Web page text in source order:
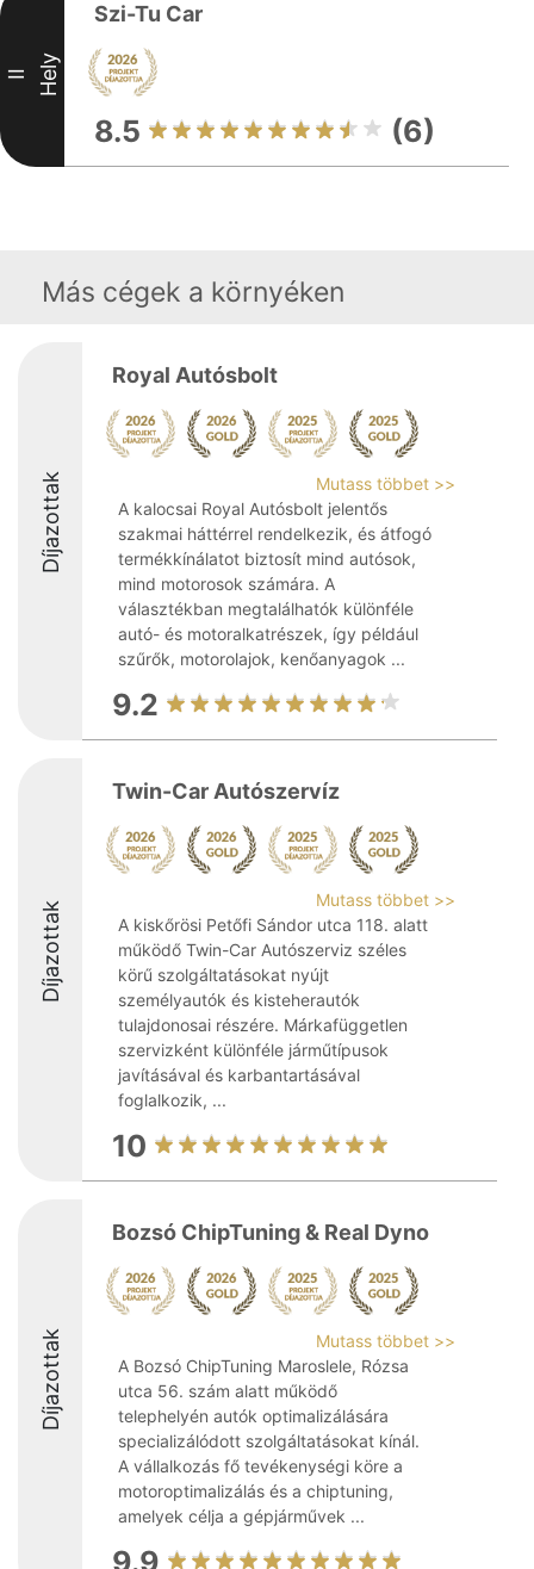
II Hely
Szi-Tu Car
8.5 (6)
Más cégek a környéken
Díjazottak
Royal Autósbolt
Mutass többet >>
A kalocsai Royal Autósbolt jelentős
szakmai háttérrel rendelkezik, és átfogó
termékkínálatot biztosít mind autósok,
mind motorosok számára. A
választékban megtalálhatók különféle
autó- és motoralkatrészek, így például
szűrők, motorolajok, kenőanyagok ...
9.2
Díjazottak
Twin-Car Autószervíz
Mutass többet >>
A kiskőrösi Petőfi Sándor utca 118. alatt
működő Twin-Car Autószerviz széles
körű szolgáltatásokat nyújt
személyautók és kisteherautók
tulajdonosai részére. Márkafüggetlen
szervizként különféle járműtípusok
javításával és karbantartásával
foglalkozik, ...
10
Díjazottak
Bozsó ChipTuning & Real Dyno
Mutass többet >>
A Bozsó ChipTuning Maroslele, Rózsa
utca 56. szám alatt működő
telephelyén autók optimalizálására
specializálódott szolgáltatásokat kínál.
A vállalkozás fő tevékenységi köre a
motoroptimalizálás és a chiptuning,
amelyek célja a gépjárművek ...
9.9